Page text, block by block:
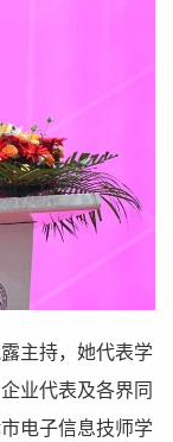
主持，她代表学
业代表及各界同
电子信息技师学